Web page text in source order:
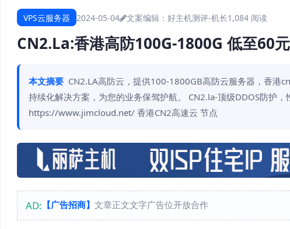
VPS云服务器 2024-05-04 文案编辑：好主机测评-机长1,084 阅读
CN2.La:香港高防100G-1800G 低至60
本文摘要 CN2.LA高防云，提供100-1800GB高防云服务器，香港
持续化解决方案，为您的业务保驾护航。 CN2.la-顶级DDOS防护
https://www.jimcloud.net/ 香港CN2高速云 节点
AD: 【广告招商】 文章正文文字广告位开放合作